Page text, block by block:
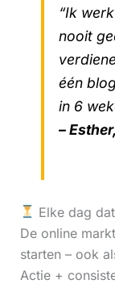
“Ik
nooit
één
in 6
–
Elke dag
De online
starten – ook
Actie +